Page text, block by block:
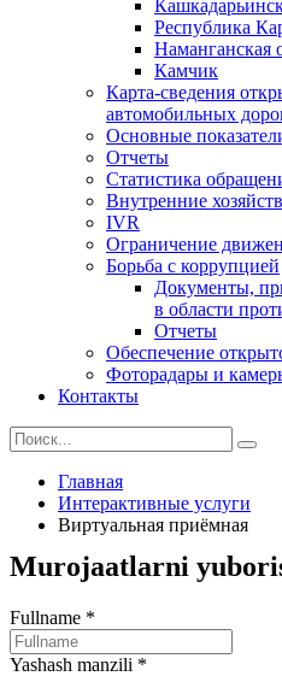
Республика
Наманганская
Камчик
Карта-сведения
автомобильных
Основные
Отчеты
Статистика
Внутренние
IVR
Ограничение
Борьба с коррупцией
Документы,
в области
Отчеты
Обеспечение
Фоторадары и
Контакты
Главная
Интерактивные услуги
Виртуальная приёмная
Murojaatlarni
Fullname *
Yashash manzili *